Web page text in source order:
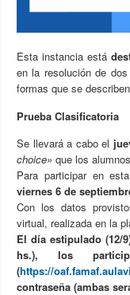
Esta instancia está
en la resolución de
formas que se
Prueba Clasificatoria
Se llevará a cabo el
choice» que los
Para participar en
viernes 6 de
Con los datos
virtual, realizada en la
El día estipulado (12/
hs.), los
(https://
contraseña (ambas